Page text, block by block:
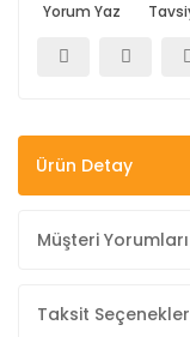
Yorum Yaz
Ürün Detay
Müşteri Yorumları
Taksit